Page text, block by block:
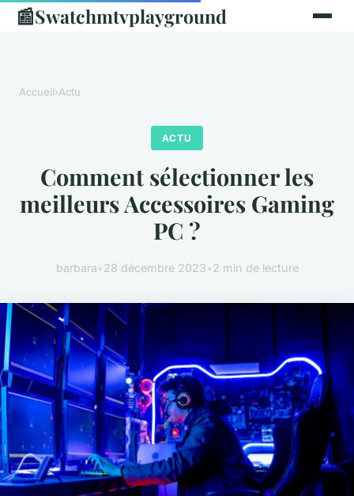
📰Swatchmtvplayground
Accueil›Actu
ACTU
Comment sélectionner les
meilleurs Accessoires Gaming
PC ?
barbara•28 décembre 2023•2 min de lecture